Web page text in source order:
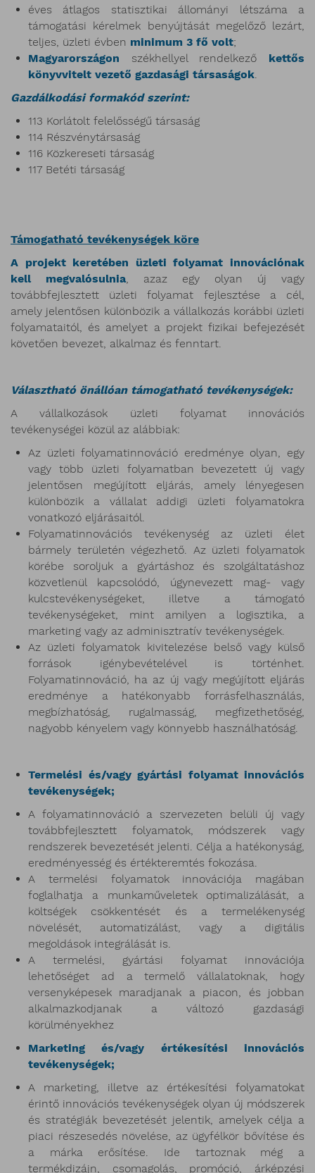
éves átlagos statisztikai állományi létszáma a
támogatási kérelmek benyújtását megelőző lezárt,
teljes, üzleti évben minimum 3 fő volt;
Magyarországon székhellyel rendelkező kettős
könyvvitelt vezető gazdasági társaságok.
Gazdálkodási formakód szerint:
113 Korlátolt felelősségű társaság
114 Részvénytársaság
116 Közkereseti társaság
117 Betéti társaság
Támogatható tevékenységek köre
A projekt keretében üzleti folyamat innovációnak
kell megvalósulnia, azaz egy olyan új vagy
továbbfejlesztett üzleti folyamat fejlesztése a cél,
amely jelentősen különbözik a vállalkozás korábbi üzleti
folyamataitól, és amelyet a projekt fizikai befejezését
követően bevezet, alkalmaz és fenntart.
Választható önállóan támogatható tevékenységek:
A vállalkozások üzleti folyamat innovációs
tevékenységei közül az alábbiak:
Az üzleti folyamatinnováció eredménye olyan, egy
vagy több üzleti folyamatban bevezetett új vagy
jelentősen megújított eljárás, amely lényegesen
különbözik a vállalat addigi üzleti folyamatokra
vonatkozó eljárásaitól.
Folyamatinnovációs tevékenység az üzleti élet
bármely területén végezhető. Az üzleti folyamatok
körébe soroljuk a gyártáshoz és szolgáltatáshoz
közvetlenül kapcsolódó, úgynevezett mag- vagy
kulcstevékenységeket, illetve a támogató
tevékenységeket, mint amilyen a logisztika, a
marketing vagy az adminisztratív tevékenységek.
Az üzleti folyamatok kivitelezése belső vagy külső
források igénybevételével is történhet.
Folyamatinnováció, ha az új vagy megújított eljárás
eredménye a hatékonyabb forrásfelhasználás,
megbízhatóság, rugalmasság, megfizethetőség,
nagyobb kényelem vagy könnyebb használhatóság.
Termelési és/vagy gyártási folyamat innovációs
tevékenységek;
A folyamatinnováció a szervezeten belüli új vagy
továbbfejlesztett folyamatok, módszerek vagy
rendszerek bevezetését jelenti. Célja a hatékonyság,
eredményesség és értékteremtés fokozása.
A termelési folyamatok innovációja magában
foglalhatja a munkaműveletek optimalizálását, a
költségek csökkentését és a termelékenység
növelését, automatizálást, vagy a digitális
megoldások integrálását is.
A termelési, gyártási folyamat innovációja
lehetőséget ad a termelő vállalatoknak, hogy
versenyképesek maradjanak a piacon, és jobban
alkalmazkodjanak a változó gazdasági
körülményekhez
Marketing és/vagy értékesítési innovációs
tevékenységek;
A marketing, illetve az értékesítési folyamatokat
érintő innovációs tevékenységek olyan új módszerek
és stratégiák bevezetését jelentik, amelyek célja a
piaci részesedés növelése, az ügyfélkör bővítése és
a márka erősítése. Ide tartoznak még a
termékdizájn, csomagolás, promóció, árképzési